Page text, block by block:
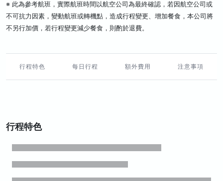
※ 此為參考航班，實際航班時間以航空公司為最終確認，若因航空公司或
不可抗力因素，變動航班或轉機點，造成行程變更、增加餐食，本公司將
不另行加價，若行程變更減少餐食，則酌於退費。
行程特色 每日行程 額外費用 注意事項
行程特色